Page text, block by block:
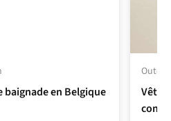
baignade en Belgique